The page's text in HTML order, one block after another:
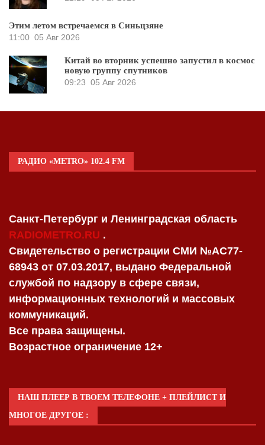
Этим летом встречаемся в Синьцзяне
11:00 05 Авг 2026
Китай во вторник успешно запустил в космос
новую группу спутников
09:23 05 Авг 2026
РАДИО «METRO» 102.4 FM
Санкт-Петербург и Ленинградская область
RADIOMETRO.RU .
Свидетельство о регистрации СМИ №AC77-
68943 от 07.03.2017, выдано Федеральной
службой по надзору в сфере связи,
информационных технологий и массовых
коммуникаций.
Все права защищены.
Возрастное ограничение 12+
НАШ ПЛЕЕР В ТВОЕМ ТЕЛЕФОНЕ + ПЛЕЙЛИСТ И
МНОГОЕ ДРУГОЕ :